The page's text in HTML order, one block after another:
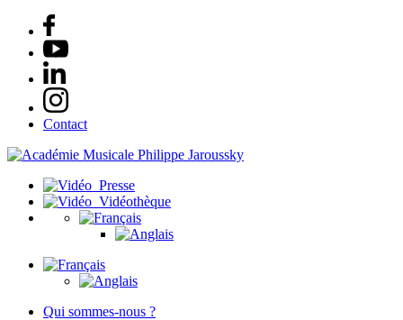
Contact
Presse
Vidéothèque
Qui sommes-nous ?